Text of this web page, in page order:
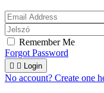
Remember Me
Forgot Password
  Login
No account? Create one